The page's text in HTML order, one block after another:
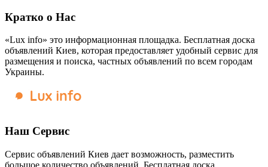
Кратко о Нас
«Lux info» это информационная площадка. Бесплатная доска
объявлений Киев, которая предоставляет удобный сервис для
размещения и поиска, частных объявлений по всем городам
Украины.
Наш Сервис
Сервис объявлений Киев дает возможность, разместить
большое количество объявлений. Бесплатная доска